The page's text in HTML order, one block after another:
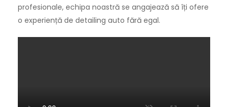
profesionale, echipa noastră se angajează să îți ofere
o experiență de detailing auto fără egal.